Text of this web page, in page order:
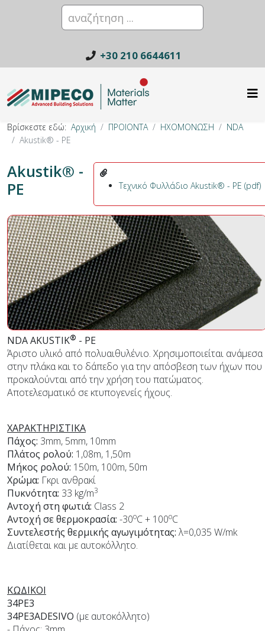
+30 210 6644611
Βρίσκεστε εδώ: Αρχική ΠΡΟΙΟΝΤΑ ΗΧΟΜΟΝΩΣΗ
NDA
Akustik® - PE
Τεχνικό Φυλλάδιο Akustik® - PE (pdf)
Akustik® -
PE
NDA AKUSTIK® - PE
Άριστο υλικό από πολυαιθυλένιο. Χρησιμοποιείται ανάμεσα
στην πλάκα και το δάπεδο για την απόσβεση των ήχων που
προκαλούνται από την χρήση του πατώματος.
Αποτελεσματικό σε κτυπογενείς ήχους.
ΧΑΡΑΚΤΗΡΙΣΤΙΚΑ
Πάχος: 3mm, 5mm, 10mm
Πλάτος ρολού: 1,08m, 1,50m
Μήκος ρολού: 150m, 100m, 50m
Χρώμα: Γκρι ανθρακί
Πυκνότητα: 33 kg/m3
Αντοχή στη φωτιά: Class 2
Αντοχή σε θερμοκρασία: -30oC + 100oC
Συντελεστής θερμικής αγωγιμότητας: λ=0,035 W/mk
Διατίθεται και με αυτοκόλλητο.
ΚΩΔΙΚΟΙ
34PE3
34PE3ADESIVO (με αυτοκόλλητο)